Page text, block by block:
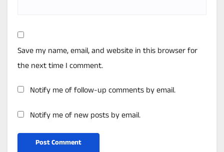
Save my name, email, and website in this browser for
the next time I comment.
Notify me of follow-up comments by email.
Notify me of new posts by email.